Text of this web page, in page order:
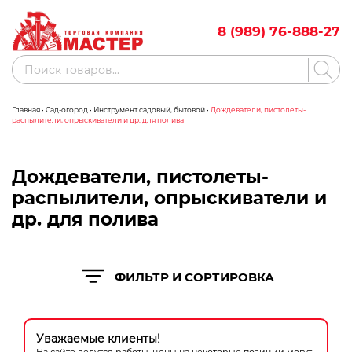
content
8 (989) 76-888-27
Акции Бренды
Водоснабжение
Измерительное оборудование
Компрессорное оборудование
Поиск
товаров
Главная• Сад-огород • Инструмент садовый, бытовой• Дождеватели, пистолеты-
распылители, опрыскиватели и др. для полива
Дождеватели, пистолеты-
распылители, опрыскиватели и
др. для полива
Уважаемые клиенты!
ФИЛЬТР И СОРТИРОВКА